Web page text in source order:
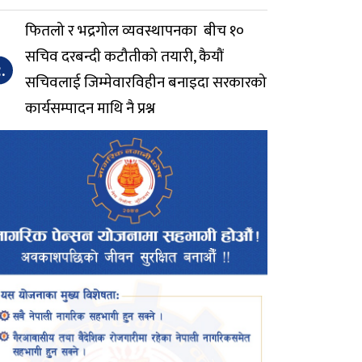
फितलो र भद्रगोल व्यवस्थापनका बीच १०
सचिव दरबन्दी कटौतीको तयारी, कैयौं
सचिवलाई जिम्मेवारविहीन बनाइदा सरकारको
कार्यसम्पादन माथि नै प्रश्न